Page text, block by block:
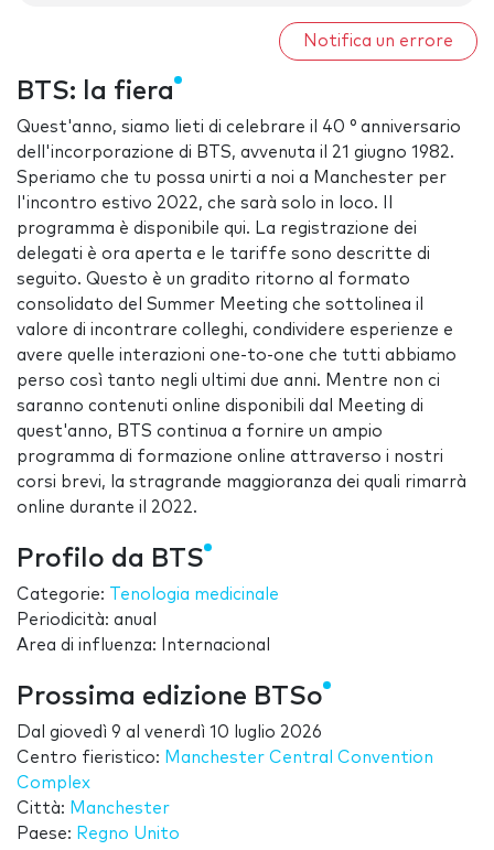
Notifica un errore
BTS: la fiera
Quest'anno, siamo lieti di celebrare il 40 ° anniversario
dell'incorporazione di BTS, avvenuta il 21 giugno 1982.
Speriamo che tu possa unirti a noi a Manchester per
l'incontro estivo 2022, che sarà solo in loco. Il
programma è disponibile qui. La registrazione dei
delegati è ora aperta e le tariffe sono descritte di
seguito. Questo è un gradito ritorno al formato
consolidato del Summer Meeting che sottolinea il
valore di incontrare colleghi, condividere esperienze e
avere quelle interazioni one-to-one che tutti abbiamo
perso così tanto negli ultimi due anni. Mentre non ci
saranno contenuti online disponibili dal Meeting di
quest'anno, BTS continua a fornire un ampio
programma di formazione online attraverso i nostri
corsi brevi, la stragrande maggioranza dei quali rimarrà
online durante il 2022.
Profilo da BTS
Categorie:
Tenologia medicinale
Periodicità: anual
Area di influenza: Internacional
Prossima edizione BTSo
Dal giovedì 9 al venerdì 10 luglio 2026
Centro fieristico: Manchester Central Convention
Complex
Città: Manchester
Paese: Regno Unito